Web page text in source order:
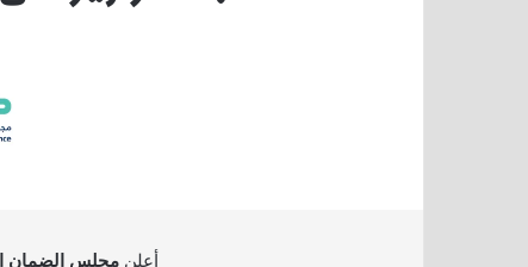
أعلن مجلس الضمان